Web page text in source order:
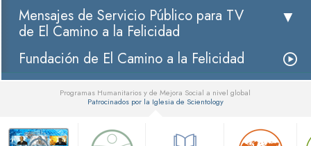
Mensajes de Servicio Público para TV
de El Camino a la Felicidad
Fundación de El Camino a la Felicidad
Programas Humanitarios y de Mejora Social a nivel global
Patrocinados por la Iglesia de Scientology